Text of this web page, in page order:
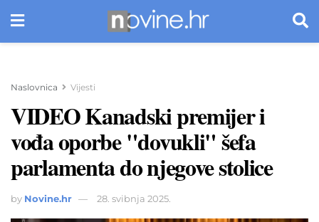
Naslovnica Vijesti
VIDEO Kanadski premijer i
vođa oporbe "dovukli" šefa
parlamenta do njegove stolice
by Novine.hr 28. svibnja 2025.